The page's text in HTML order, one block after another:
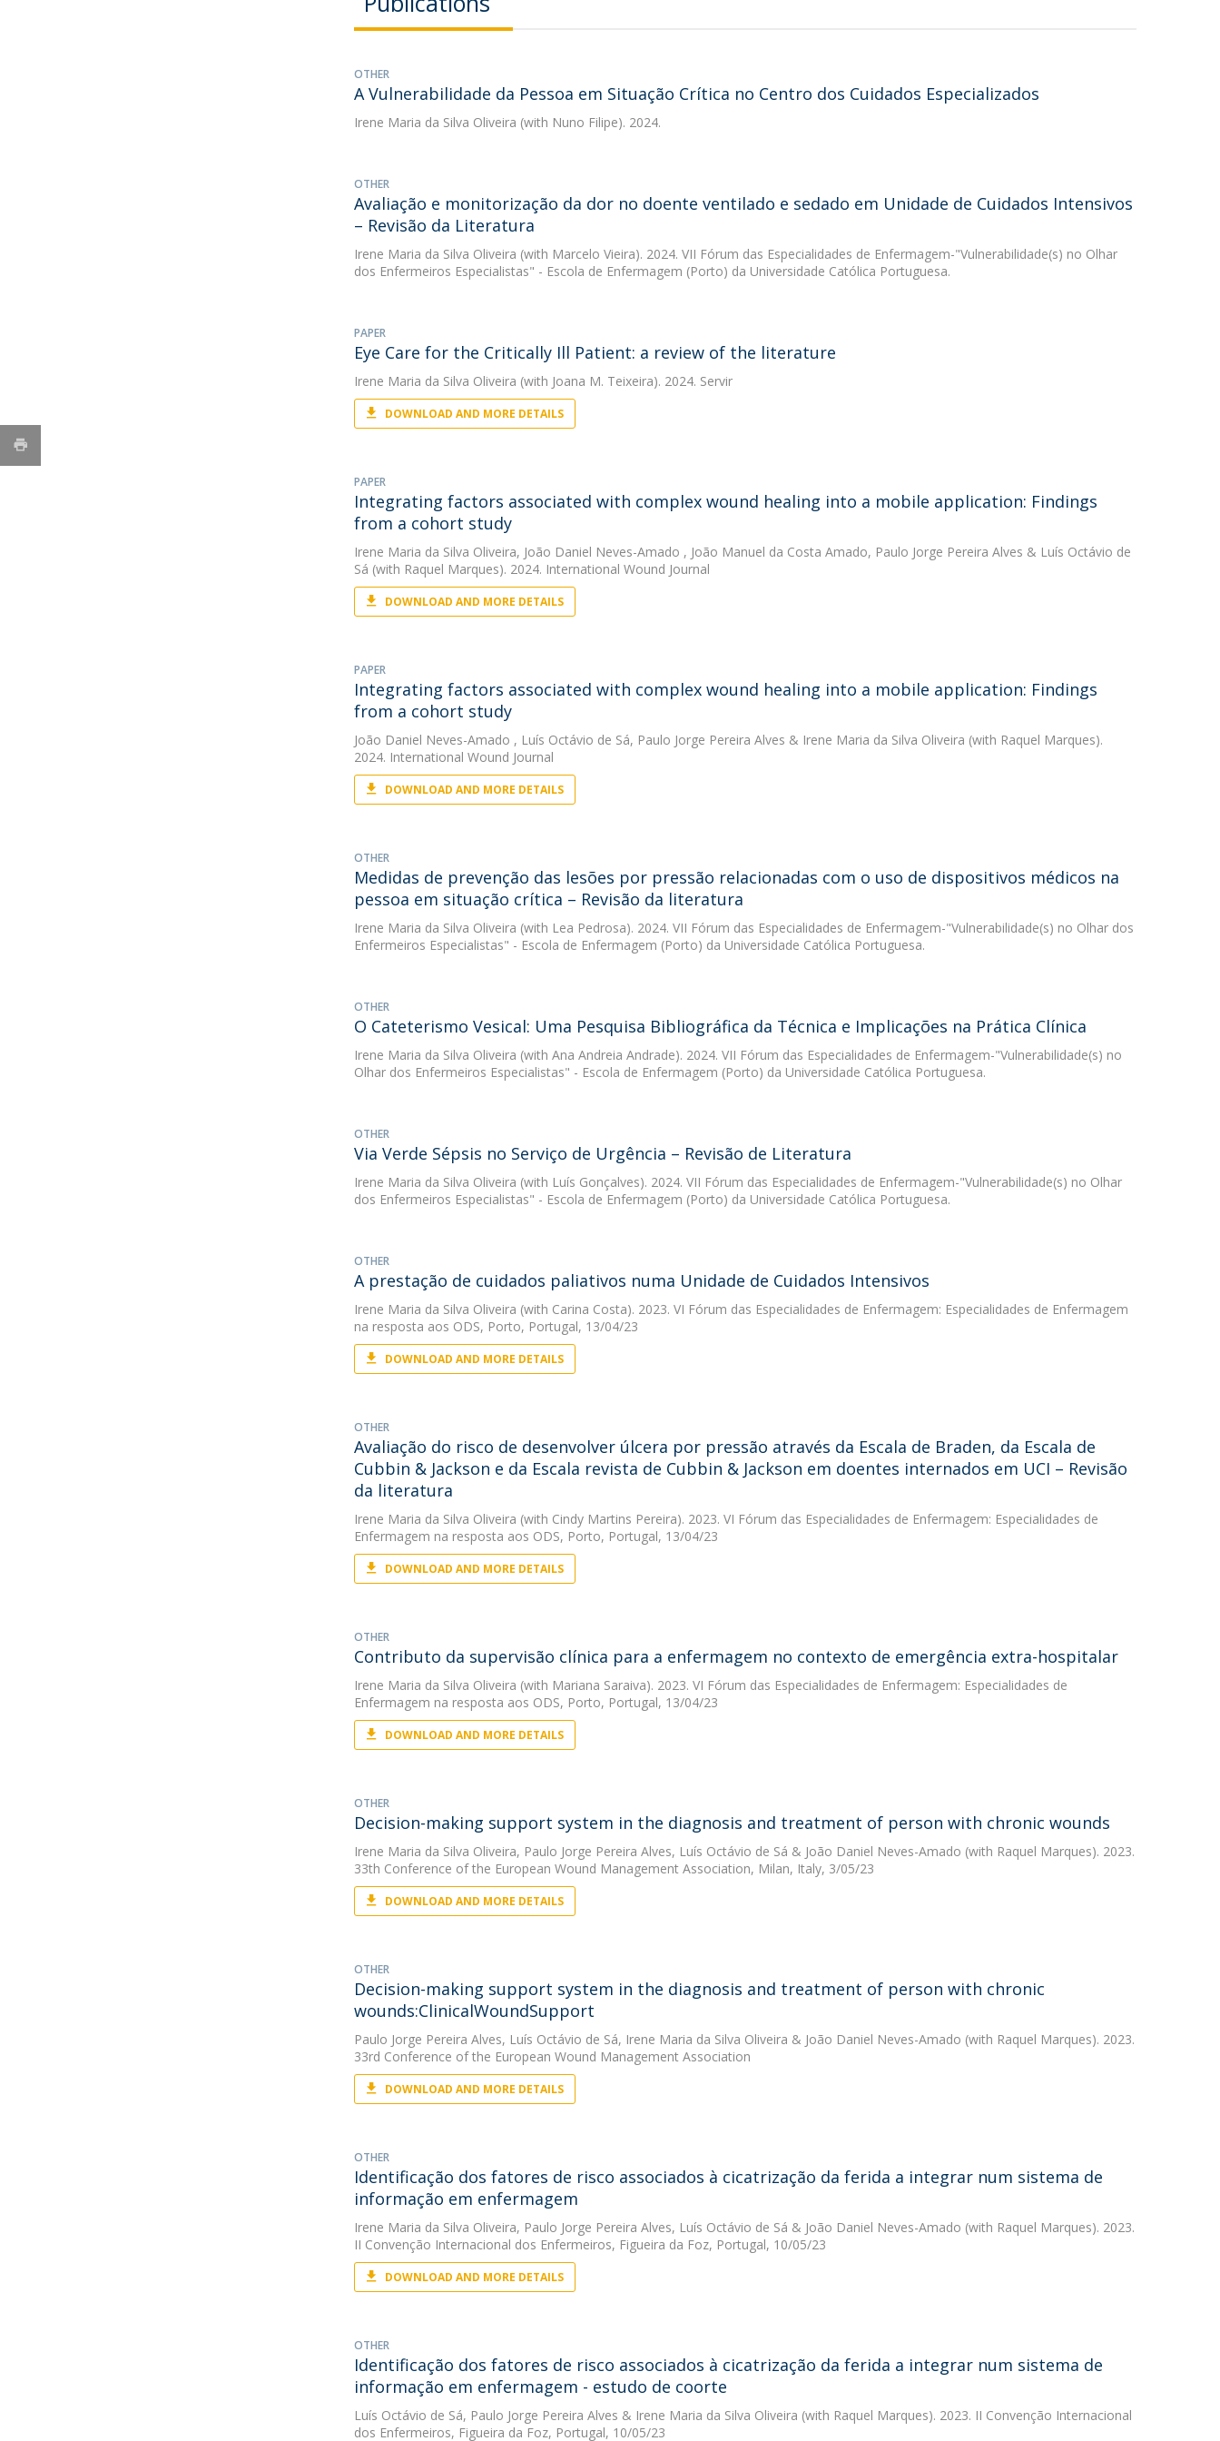
OTHER
A Vulnerabilidade da Pessoa em Situação Crítica no Centro dos Cuidados Especializados
Irene Maria da Silva Oliveira (with Nuno Filipe). 2024.
OTHER
Avaliação e monitorização da dor no doente ventilado e sedado em Unidade de Cuidados Intensivos
– Revisão da Literatura
Irene Maria da Silva Oliveira (with Marcelo Vieira). 2024. VII Fórum das Especialidades de Enfermagem-"Vulnerabilidade(s) no Olhar
dos Enfermeiros Especialistas" - Escola de Enfermagem (Porto) da Universidade Católica Portuguesa.
PAPER
Eye Care for the Critically Ill Patient: a review of the literature
Irene Maria da Silva Oliveira (with Joana M. Teixeira). 2024. Servir
DOWNLOAD AND MORE DETAILS
PAPER
Integrating factors associated with complex wound healing into a mobile application: Findings
from a cohort study
Irene Maria da Silva Oliveira, João Daniel Neves-Amado , João Manuel da Costa Amado, Paulo Jorge Pereira Alves & Luís Octávio de
Sá (with Raquel Marques). 2024. International Wound Journal
DOWNLOAD AND MORE DETAILS
PAPER
Integrating factors associated with complex wound healing into a mobile application: Findings
from a cohort study
João Daniel Neves-Amado , Luís Octávio de Sá, Paulo Jorge Pereira Alves & Irene Maria da Silva Oliveira (with Raquel Marques).
2024. International Wound Journal
DOWNLOAD AND MORE DETAILS
OTHER
Medidas de prevenção das lesões por pressão relacionadas com o uso de dispositivos médicos na
pessoa em situação crítica – Revisão da literatura
Irene Maria da Silva Oliveira (with Lea Pedrosa). 2024. VII Fórum das Especialidades de Enfermagem-"Vulnerabilidade(s) no Olhar dos
Enfermeiros Especialistas" - Escola de Enfermagem (Porto) da Universidade Católica Portuguesa.
OTHER
O Cateterismo Vesical: Uma Pesquisa Bibliográfica da Técnica e Implicações na Prática Clínica
Irene Maria da Silva Oliveira (with Ana Andreia Andrade). 2024. VII Fórum das Especialidades de Enfermagem-"Vulnerabilidade(s) no
Olhar dos Enfermeiros Especialistas" - Escola de Enfermagem (Porto) da Universidade Católica Portuguesa.
OTHER
Via Verde Sépsis no Serviço de Urgência – Revisão de Literatura
Irene Maria da Silva Oliveira (with Luís Gonçalves). 2024. VII Fórum das Especialidades de Enfermagem-"Vulnerabilidade(s) no Olhar
dos Enfermeiros Especialistas" - Escola de Enfermagem (Porto) da Universidade Católica Portuguesa.
OTHER
A prestação de cuidados paliativos numa Unidade de Cuidados Intensivos
Irene Maria da Silva Oliveira (with Carina Costa). 2023. VI Fórum das Especialidades de Enfermagem: Especialidades de Enfermagem
na resposta aos ODS, Porto, Portugal, 13/04/23
DOWNLOAD AND MORE DETAILS
OTHER
Avaliação do risco de desenvolver úlcera por pressão através da Escala de Braden, da Escala de
Cubbin & Jackson e da Escala revista de Cubbin & Jackson em doentes internados em UCI – Revisão
da literatura
Irene Maria da Silva Oliveira (with Cindy Martins Pereira). 2023. VI Fórum das Especialidades de Enfermagem: Especialidades de
Enfermagem na resposta aos ODS, Porto, Portugal, 13/04/23
DOWNLOAD AND MORE DETAILS
OTHER
Contributo da supervisão clínica para a enfermagem no contexto de emergência extra-hospitalar
Irene Maria da Silva Oliveira (with Mariana Saraiva). 2023. VI Fórum das Especialidades de Enfermagem: Especialidades de
Enfermagem na resposta aos ODS, Porto, Portugal, 13/04/23
DOWNLOAD AND MORE DETAILS
OTHER
Decision-making support system in the diagnosis and treatment of person with chronic wounds
Irene Maria da Silva Oliveira, Paulo Jorge Pereira Alves, Luís Octávio de Sá & João Daniel Neves-Amado (with Raquel Marques). 2023.
33th Conference of the European Wound Management Association, Milan, Italy, 3/05/23
DOWNLOAD AND MORE DETAILS
OTHER
Decision-making support system in the diagnosis and treatment of person with chronic
wounds:ClinicalWoundSupport
Paulo Jorge Pereira Alves, Luís Octávio de Sá, Irene Maria da Silva Oliveira & João Daniel Neves-Amado (with Raquel Marques). 2023.
33rd Conference of the European Wound Management Association
DOWNLOAD AND MORE DETAILS
OTHER
Identificação dos fatores de risco associados à cicatrização da ferida a integrar num sistema de
informação em enfermagem
Irene Maria da Silva Oliveira, Paulo Jorge Pereira Alves, Luís Octávio de Sá & João Daniel Neves-Amado (with Raquel Marques). 2023.
II Convenção Internacional dos Enfermeiros, Figueira da Foz, Portugal, 10/05/23
DOWNLOAD AND MORE DETAILS
OTHER
Identificação dos fatores de risco associados à cicatrização da ferida a integrar num sistema de
informação em enfermagem - estudo de coorte
Luís Octávio de Sá, Paulo Jorge Pereira Alves & Irene Maria da Silva Oliveira (with Raquel Marques). 2023. II Convenção Internacional
dos Enfermeiros, Figueira da Foz, Portugal, 10/05/23